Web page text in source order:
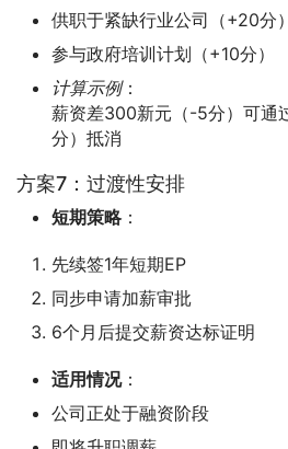
供职于紧缺行业公司（+20分）
参与政府培训计划（+10分）
计算示例：
薪资差300新元（-5分）可通
分）抵消
方案7：过渡性安排
短期策略：
先续签1年短期EP
同步申请加薪审批
6个月后提交薪资达标证明
适用情况：
公司正处于融资阶段